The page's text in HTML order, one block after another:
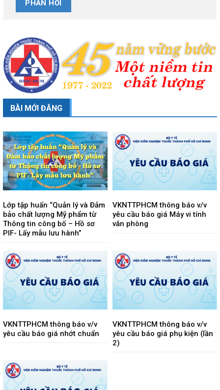
BÀI MỚI ĐĂNG
Lớp tập huấn “Quản lý và Đảm
bảo chất lượng Mỹ phẩm từ
Thông tin công bố – Hồ sơ
PIF- Lấy mẫu lưu hành”
VKNTTPHCM thông báo v/v
yêu cầu báo giá Máy vi tính
văn phòng
VKNTTPHCM thông báo v/v
yêu cầu báo giá nhớt chuẩn
VKNTTPHCM thông báo v/v
yêu cầu báo giá phụ kiện (lần
2)